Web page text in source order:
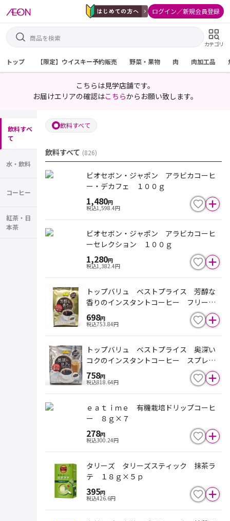
ログイン／新規会員登録
カテゴリ
トップ 【限定】ウイスキー予約販売 野菜・果物 肉 肉加工品
こちらは見学店舗です。
お届けエリアの確認はこちらからお願い致します。
飲料すべ
て
水・飲料
コーヒー
紅茶・日
本茶
飲料すべて
飲料すべて (826)
ビオセボン・ジャポン アラビカコーヒ
ー・デカフェ １００ｇ
1,480円
税込1,598.4円
ビオセボン・ジャポン アラビカコーヒ
ーセレクション １００ｇ
1,280円
税込1,382.4円
トップバリュ ベストプライス 芳醇な
香りのインスタントコーヒー フリーズ
ドライ １２０ｇ
698円
税込753.84円
トップバリュ ベストプライス 奥深い
コクのインスタントコーヒー スプレー
ドライ １５０ｇ
758円
税込818.64円
ｅａｔｉｍｅ 有機栽培ドリップコーヒ
ー ８ｇ×７
278円
税込300.24円
タリーズ タリーズスティック 抹茶ラ
テ １８ｇ×５ｐ
395円
税込426.6円